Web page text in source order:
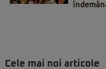
Cele mai noi articole